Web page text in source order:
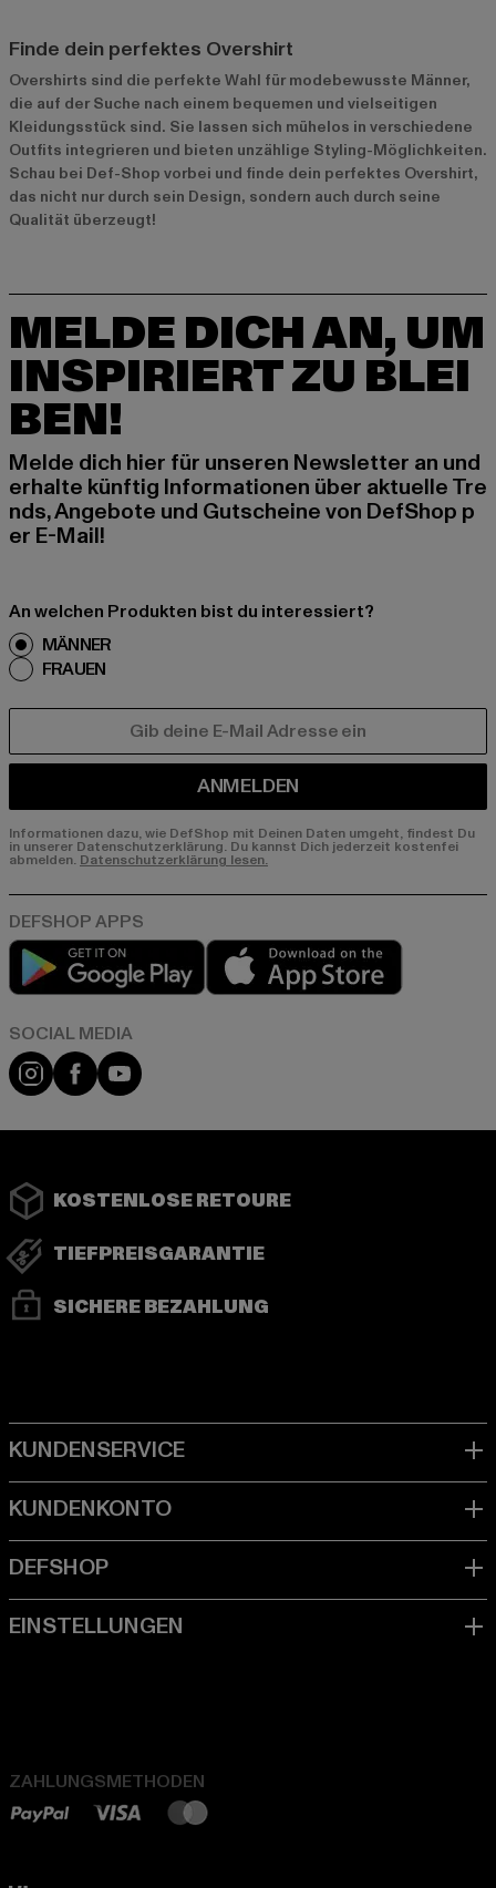
Finde dein perfektes Overshirt
Overshirts sind die perfekte Wahl für modebewusste Männer,
die auf der Suche nach einem bequemen und vielseitigen
Kleidungsstück sind. Sie lassen sich mühelos in verschiedene
Outfits integrieren und bieten unzählige Styling-Möglichkeiten.
Schau bei Def-Shop vorbei und finde dein perfektes Overshirt,
das nicht nur durch sein Design, sondern auch durch seine
Qualität überzeugt!
MELDE DICH AN, UM
INSPIRIERT ZU BLEI
BEN!
Melde dich hier für unseren Newsletter an und
erhalte künftig Informationen über aktuelle Tre
nds, Angebote und Gutscheine von DefShop p
er E-Mail!
An welchen Produkten bist du interessiert?
MÄNNER
FRAUEN
ANMELDEN
Informationen dazu, wie DefShop mit Deinen Daten umgeht, findest Du
in unserer Datenschutzerklärung. Du kannst Dich jederzeit kostenfei
abmelden. Datenschutzerklärung lesen.
Play market
Instagram
FacebookYouTube
KOSTENLOSE RETOURE
TIEFPREISGARANTIE
SICHERE BEZAHLUNG
ZAHLUNGSMETHODEN